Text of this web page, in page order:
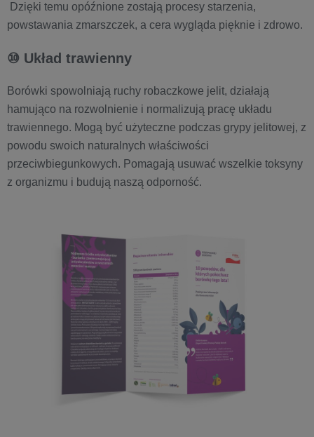
Dzięki temu opóźnione zostają procesy starzenia,
powstawania zmarszczek, a cera wygląda pięknie i zdrowo.
⑩ Układ trawienny
Borówki spowolniają ruchy robaczkowe jelit, działają
hamująco na rozwolnienie i normalizują pracę układu
trawiennego. Mogą być użyteczne podczas grypy jelitowej, z
powodu swoich naturalnych właściwości
przeciwbiegunkowych. Pomagają usuwać wszelkie toksyny
z organizmu i budują naszą odporność.